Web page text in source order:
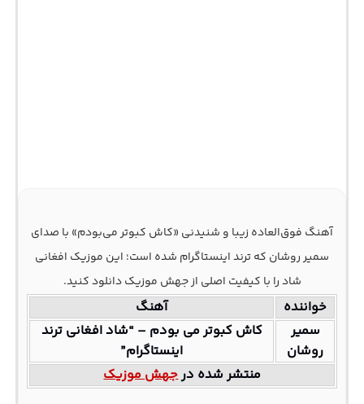
آهنگ فوق‌العاده زیبا و شنیدنی «کاش کبوتر می‌بودم» با صدای
سمیر روشان که ترند اینستاگرام شده است؛ این موزیک افغانی
شاد را با کیفیت اصلی از جهش موزیک دانلود کنید.
خواننده
آهنگ
سمیر
روشان
کاش کبوتر می بودم – “شاد افغانی ترند
اینستاگرام”
منتشر شده درجهش موزیک